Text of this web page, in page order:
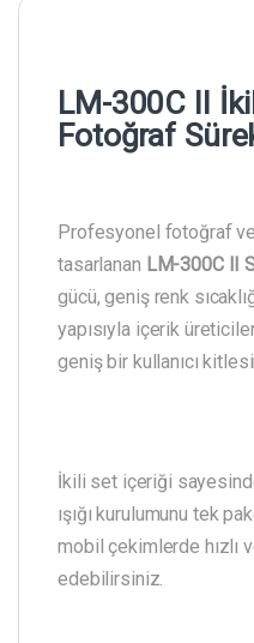
LM-300C II
Fotoğraf
Profesyonel fotoğraf
tasarlanan LM-300C II
gücü, geniş renk
yapısıyla içerik
geniş bir kullanıcı
İkili set içeriği
ışığı kurulumunu tek
mobil çekimlerde hızlı
edebilirsiniz.